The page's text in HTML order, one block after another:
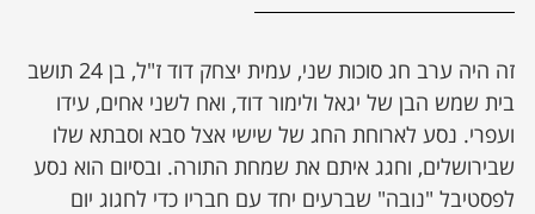
זה היה ערב חג סוכות שני, עמית יצחק דוד ז"ל, בן 24 תושב
בית שמש הבן של יגאל ולימור דוד, ואח לשני אחים, עידו
ועפרי. נסע לארוחת החג של שישי אצל סבא וסבתא שלו
שבירושלים, וחגג איתם את שמחת התורה. ובסיום הוא נסע
לפסטיבל "נובה" שברעים יחד עם חבריו כדי לחגוג יום